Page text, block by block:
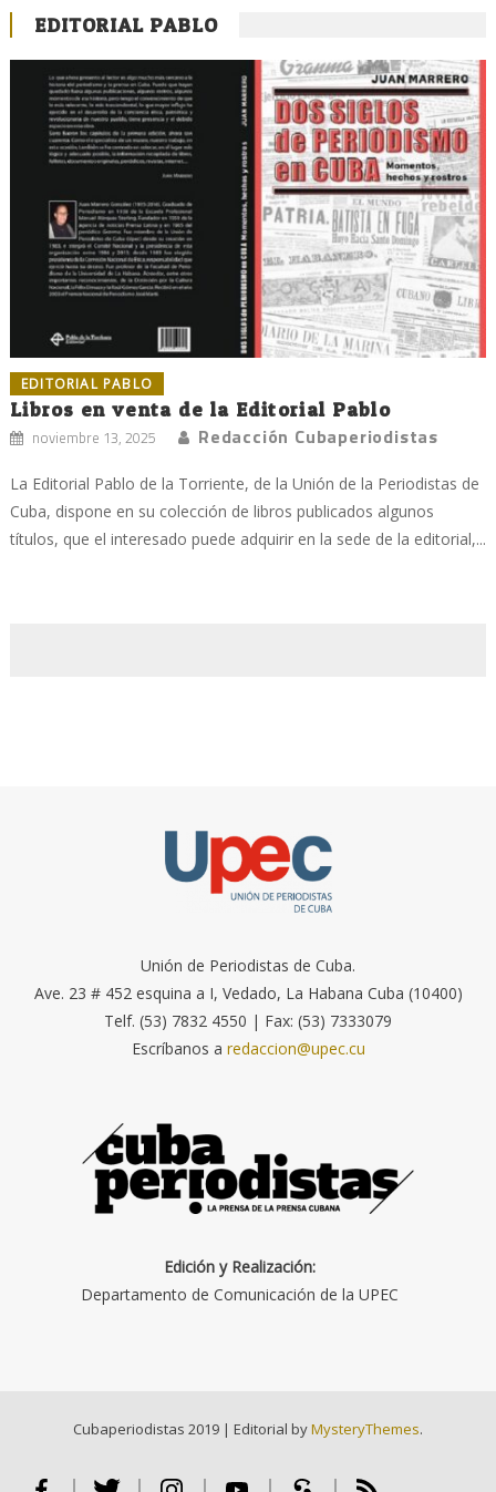
EDITORIAL PABLO
EDITORIAL PABLO
Libros en venta de la Editorial Pablo
noviembre 13, 2025 Redacción Cubaperiodistas
La Editorial Pablo de la Torriente, de la Unión de la Periodistas de
Cuba, dispone en su colección de libros publicados algunos
títulos, que el interesado puede adquirir en la sede de la editorial,...
Unión de Periodistas de Cuba.
Ave. 23 # 452 esquina a I, Vedado, La Habana Cuba (10400)
Telf. (53) 7832 4550 | Fax: (53) 7333079
Escríbanos a redaccion@upec.cu
Edición y Realización:
Departamento de Comunicación de la UPEC
Cubaperiodistas 2019 | Editorial byMysteryThemes.